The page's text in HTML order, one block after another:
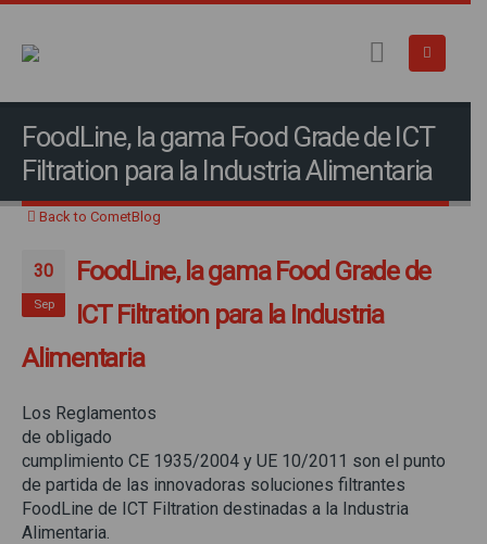
FoodLine, la gama Food Grade de ICT
Filtration para la Industria Alimentaria
Back to CometBlog
30
Sep
FoodLine, la gama Food Grade de
ICT Filtration para la Industria
Alimentaria
Los Reglamentos
de obligado
cumplimiento CE 1935/2004 y UE 10/2011 son el punto
de partida de las innovadoras soluciones filtrantes
FoodLine de ICT Filtration destinadas a la Industria
Alimentaria.